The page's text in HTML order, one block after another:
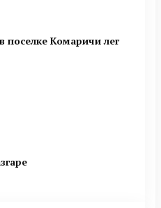
поселке Комаричи лег